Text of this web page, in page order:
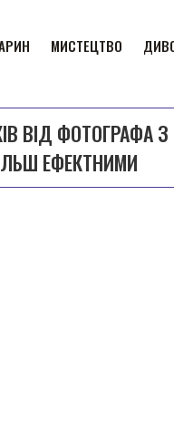
МИСТЕЦТВО
ВІД ФОТОГРАФА
ЕФЕКТНИМИ